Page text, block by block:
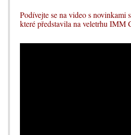
Podívejte se na video s
které představila na veletrhu IMM